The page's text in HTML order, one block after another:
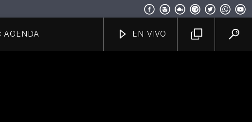
AGENDA EN VIVO